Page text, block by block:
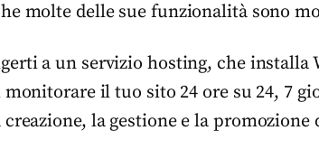
molte delle sue funzionalità sono
a un servizio hosting, che installa
il tuo sito 24 ore su 24, 7
la gestione e la promozione